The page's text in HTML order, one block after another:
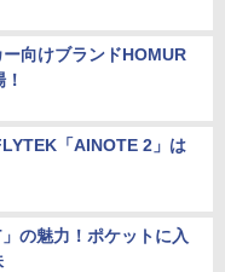
向けブランドHOMUR
「AINOTE 2」は
の魅力！ポケットに入